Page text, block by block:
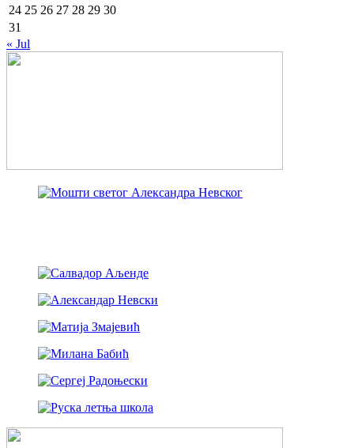
24 25 26 27 28 29 30
31
« Jul